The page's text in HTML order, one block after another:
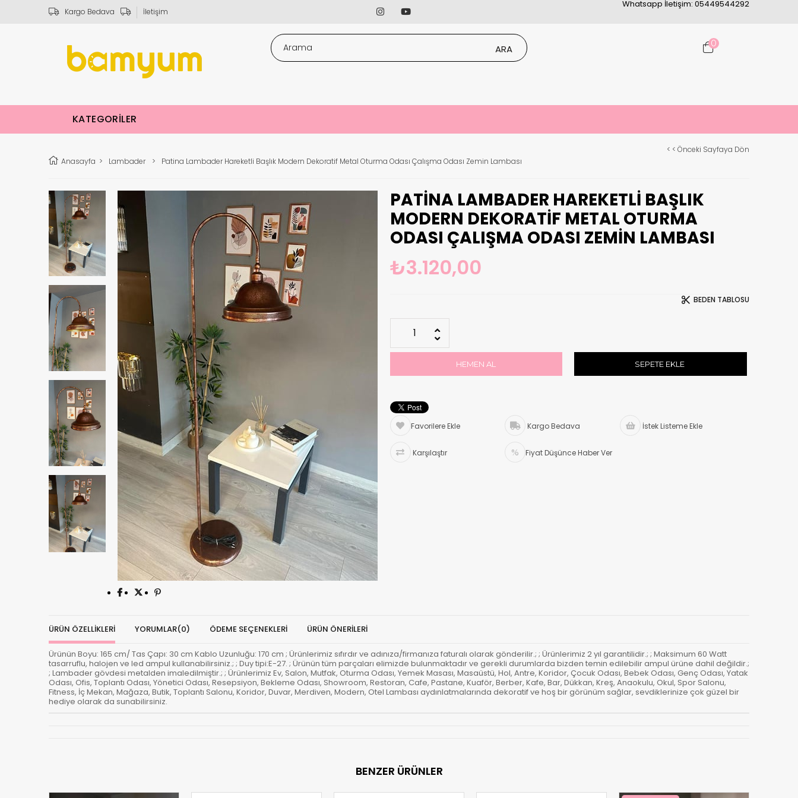
Kargo Bedava İletişim
Whatsapp İletişim: 05449544292
0
KATEGORİLER
Anasayfa > Lambader > Patina Lambader Hareketli Başlık Modern Dekoratif Metal Oturma Odası Çalışma Odası Zemin Lambası
< < Önceki Sayfaya Dön
PATINA LAMBADER HAREKETLI BAŞLIK
MODERN DEKORATIF METAL OTURMA
ODASI ÇALIŞMA ODASI ZEMIN LAMBASI
₺3.120,00
BEDEN TABLOSU
Favorilere Ekle Kargo Bedava İstek Listeme Ekle
Karşılaştır Fiyat Düşünce Haber Ver
ÜRÜN ÖZELLIKLERI YORUMLAR(0) ÖDEME SEÇENEKLERI ÜRÜN ÖNERILERI
Ürünün Boyu: 165 cm/ Tas Çapı: 30 cm Kablo Uzunluğu: 170 cm ; Ürünlerimiz sıfırdır ve adınıza/firmanıza faturalı olarak gönderilir.; ; Ürünlerimiz 2 yıl garantilidir.; ; Maksimum 60 Watt
tasarruflu, halojen ve led ampul kullanabilirsiniz.; ; Duy tipi:E-27. ; Ürünün tüm parçaları elimizde bulunmaktadır ve gerekli durumlarda bizden temin edilebilir ampul ürüne dahil değildir.;
; Lambader gövdesi metalden imaledilmiştir.; ; Ürünlerimiz Ev, Salon, Mutfak, Oturma Odası, Yemek Masası, Masaüstü, Hol, Antre, Koridor, Çocuk Odası, Bebek Odası, Genç Odası, Yatak
Odası, Ofis, Toplantı Odası, Yönetici Odası, Resepsiyon, Bekleme Odası, Showroom, Restoran, Cafe, Pastane, Kuaför, Berber, Kafe, Bar, Dükkan, Kreş, Anaokulu, Okul, Spor Salonu,
Fitness, İç Mekan, Mağaza, Butik, Toplantı Salonu, Koridor, Duvar, Merdiven, Modern, Otel Lambası aydınlatmalarında dekoratif ve hoş bir görünüm sağlar, sevdiklerinize çok güzel bir
hediye olarak da sunabilirsiniz.
BENZER ÜRÜNLER